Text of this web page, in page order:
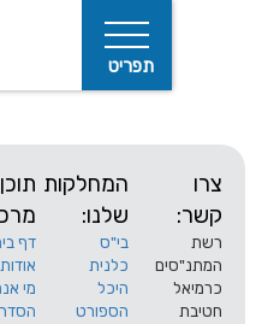
המחלקות
שלנו:
בי"ס
כלנית
היכל
הספורט
תוכן
מרכזי:
דף בית
אודות
מי אנחנו
הסדרי